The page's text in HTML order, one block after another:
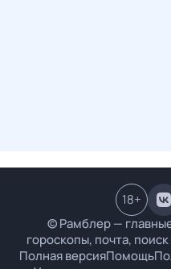
© Рамблер —
гороскопы, почта,
Полная версияПомощь
18+